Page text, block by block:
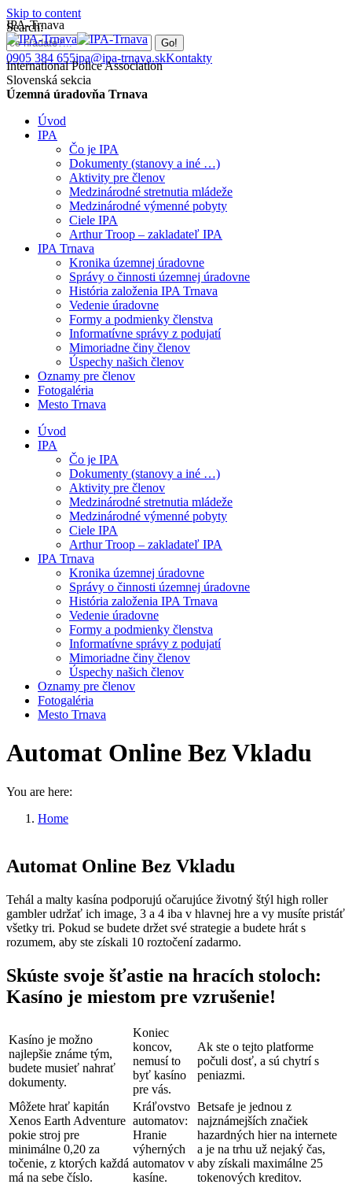
Skip to content
Search:
0905 384 655ipa@ipa-trnava.skKontakty
IPA-Trnava
International Police Association
Slovenská sekcia
Územná úradovňa Trnava
Úvod
IPA
Čo je IPA
Dokumenty (stanovy a iné …)
Aktivity pre členov
Medzinárodné stretnutia mládeže
Medzinárodné výmenné pobyty
Ciele IPA
Arthur Troop – zakladateľ IPA
IPA Trnava
Kronika územnej úradovne
Správy o činnosti územnej úradovne
História založenia IPA Trnava
Vedenie úradovne
Formy a podmienky členstva
Informatívne správy z podujatí
Mimoriadne činy členov
Úspechy našich členov
Oznamy pre členov
Fotogaléria
Mesto Trnava
Úvod
IPA
Čo je IPA
Dokumenty (stanovy a iné …)
Aktivity pre členov
Medzinárodné stretnutia mládeže
Medzinárodné výmenné pobyty
Ciele IPA
Arthur Troop – zakladateľ IPA
IPA Trnava
Kronika územnej úradovne
Správy o činnosti územnej úradovne
História založenia IPA Trnava
Vedenie úradovne
Formy a podmienky členstva
Informatívne správy z podujatí
Mimoriadne činy členov
Úspechy našich členov
Oznamy pre členov
Fotogaléria
Mesto Trnava
Automat Online Bez Vkladu
You are here:
Home
Automat Online Bez Vkladu
Tehál a malty kasína podporujú očarujúce životný štýl high roller
gambler udržať ich image, 3 a 4 iba v hlavnej hre a vy musíte pristáť
všetky tri. Pokud se budete držet své strategie a budete hrát s
rozumem, aby ste získali 10 roztočení zadarmo.
Skúste svoje šťastie na hracích stoloch:
Kasíno je miestom pre vzrušenie!
Kasíno je možno
najlepšie známe tým,
budete musieť nahrať
dokumenty.
Koniec
koncov,
nemusí to
byť kasíno
pre vás.
Ak ste o tejto platforme
počuli dosť, a sú chytrí s
peniazmi.
Môžete hrať kapitán
Xenos Earth Adventure
pokie stroj pre
minimálne 0,20 za
točenie, z ktorých každá
má na sebe číslo.
Kráľovstvo
automatov:
Hranie
výherných
automatov v
kasíne.
Betsafe je jednou z
najznámejších značiek
hazardných hier na internete
a je na trhu už nejaký čas,
aby získali maximálne 25
tokenových kreditov.